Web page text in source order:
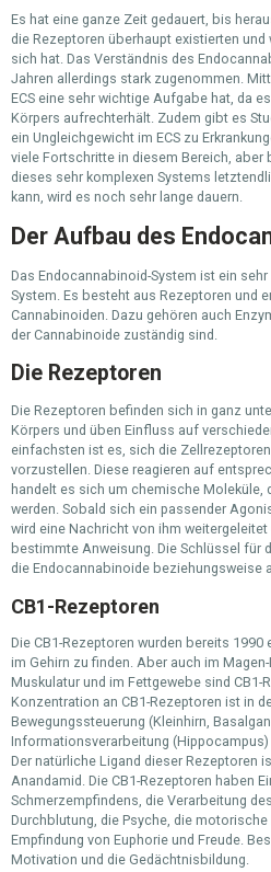
Es hat eine ganze Zeit gedauert, bis
die Rezeptoren überhaupt existierten
sich hat. Das Verständnis des
Jahren allerdings stark zugenommen.
ECS eine sehr wichtige Aufgabe hat, da
Körpers aufrechterhält. Zudem gibt es
ein Ungleichgewicht im ECS zu
viele Fortschritte in diesem Bereich, aber
dieses sehr komplexen Systems
kann, wird es noch sehr lange dauern.
Der Aufbau des
Das Endocannabinoid-System ist ein
System. Es besteht aus Rezeptoren und
Cannabinoiden. Dazu gehören auch
der Cannabinoide zuständig sind.
Die Rezeptoren
Die Rezeptoren befinden sich in ganz
Körpers und üben Einfluss auf
einfachsten ist es, sich die
vorzustellen. Diese reagieren auf
handelt es sich um chemische
werden. Sobald sich ein passender
wird eine Nachricht von ihm
bestimmte Anweisung. Die Schlüssel für
die Endocannabinoide beziehungsweise
CB1-Rezeptoren
Die CB1-Rezeptoren wurden bereits
im Gehirn zu finden. Aber auch im
Muskulatur und im Fettgewebe sind CB1-
Konzentration an CB1-Rezeptoren ist in
Bewegungssteuerung (Kleinhirn,
Informationsverarbeitung
Der natürliche Ligand dieser Rezeptoren
Anandamid. Die CB1-Rezeptoren haben
Schmerzempfindens, die Verarbeitung
Durchblutung, die Psyche, die
Empfindung von Euphorie und Freude.
Motivation und die Gedächtnisbildung.